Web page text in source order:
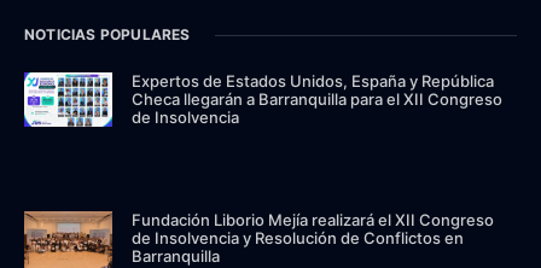
NOTICIAS POPULARES
Expertos de Estados Unidos, España y República
Checa llegarán a Barranquilla para el XII Congreso
de Insolvencia
Fundación Liborio Mejía realizará el XII Congreso
de Insolvencia y Resolución de Conflictos en
Barranquilla